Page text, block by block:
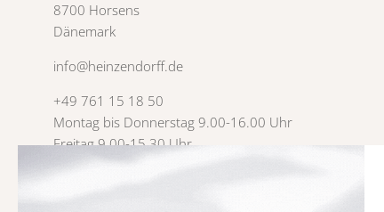
8700 Horsens
Dänemark
info@heinzendorff.de
+49 761 15 18 50
Montag bis Donnerstag 9.00-16.00 Uhr
Freitag 9.00-15.30 Uhr